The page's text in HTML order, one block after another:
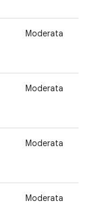
Moderata
Moderata
Moderata
Moderata